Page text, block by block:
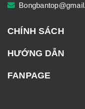
CHÍNH SÁCH
HƯỚNG DẪN
FANPAGE